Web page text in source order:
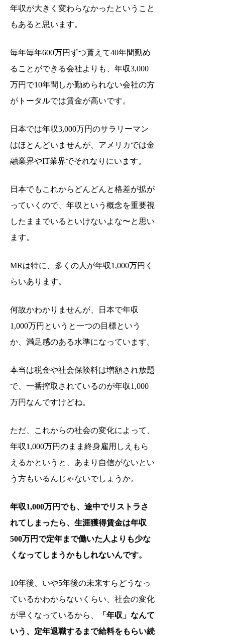
年収が大きく変わらなかったということ
もあると思います。
毎年毎年600万円ずつ貰えて40年間勤め
ることができる会社よりも、年収3,000
万円で10年間しか勤められない会社の方
がトータルでは賃金が高いです。
日本では年収3,000万円のサラリーマン
はほとんどいませんが、アメリカでは金
融業界やIT業界でそれなりにいます。
日本でもこれからどんどんと格差が拡が
っていくので、年収という概念を重要視
したままでいるといけないよな〜と思い
ます。
MRは特に、多くの人が年収1,000万円く
らいあります。
何故かわかりませんが、日本で年収
1,000万円というと一つの目標という
か、満足感のある水準になっています。
本当は税金や社会保険料は増額され放題
で、一番搾取されているのが年収1,000
万円なんですけどね。
ただ、これからの社会の変化によって、
年収1,000万円のまま終身雇用しえもら
えるかというと、あまり自信がないとい
う方もいるんじゃないでしょうか。
年収1,000万円でも、途中でリストラさ
れてしまったら、生涯獲得賃金は年収
500万円で定年まで働いた人よりも少な
くなってしまうかもしれないんです。
10年後、いや5年後の未来すらどうなっ
ているかわからないくらい、社会の変化
が早くなっているから、
「年収」なんて
いう、定年退職するまで給料をもらい続